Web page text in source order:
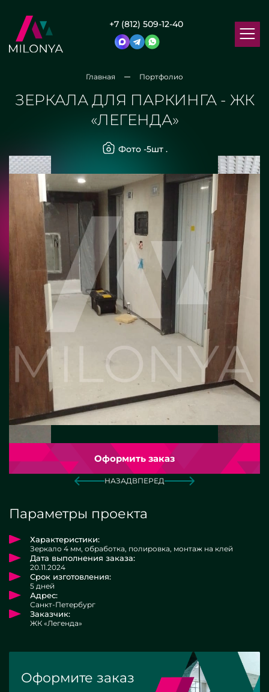
+7 (812) 509-12-40
Главная Портфолио
ЗЕРКАЛА ДЛЯ ПАРКИНГА - ЖК
«ЛЕГЕНДА»
Фото -5шт .
Оформить заказ
НАЗАДВПЕРЕД
Параметры проекта
Характеристики:
Зеркало 4 мм, обработка, полировка, монтаж на клей
Дата выполнения заказа:
20.11.2024
Срок изготовления:
5 дней
Адрес:
Санкт-Петербург
Заказчик:
ЖК «Легенда»
Оформите заказ